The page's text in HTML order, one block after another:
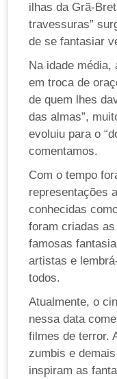
ilhas da Grã-
travessuras”
de se fantasiar
Na idade
em troca de
de quem lhes
das almas”,
evoluiu para o
comentamos.
Com o tempo
representações
conhecidas
foram criadas
famosas
artistas e
todos.
Atualmente, o
nessa data
filmes de terror.
zumbis e
inspiram as